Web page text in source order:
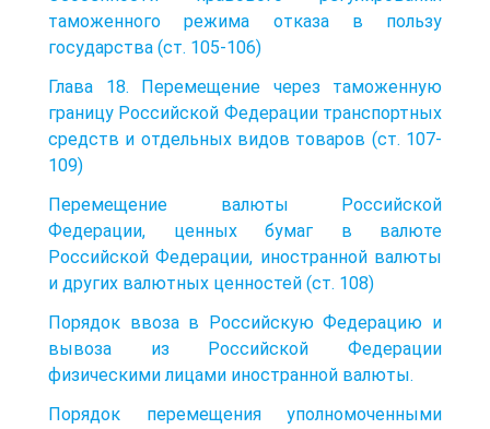
таможенного режима отказа в пользу
государства (ст. 105-106)
Глава 18. Перемещение через таможенную
границу Российской Федерации транспортных
средств и отдельных видов товаров (ст. 107-
109)
Перемещение валюты Российской
Федерации, ценных бумаг в валюте
Российской Федерации, иностранной валюты
и других валютных ценностей (ст. 108)
Порядок ввоза в Российскую Федерацию и
вывоза из Российской Федерации
физическими лицами иностранной валюты.
Порядок перемещения уполномоченными